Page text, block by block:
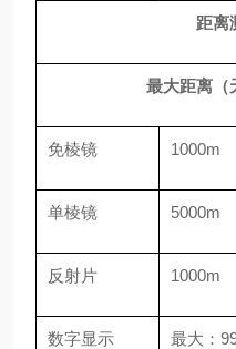
距离
最大距离（
免棱镜 1000m
单棱镜 5000m
反射片 1000m
数字显示 最大：